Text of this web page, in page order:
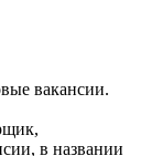
вакансии.
в названии